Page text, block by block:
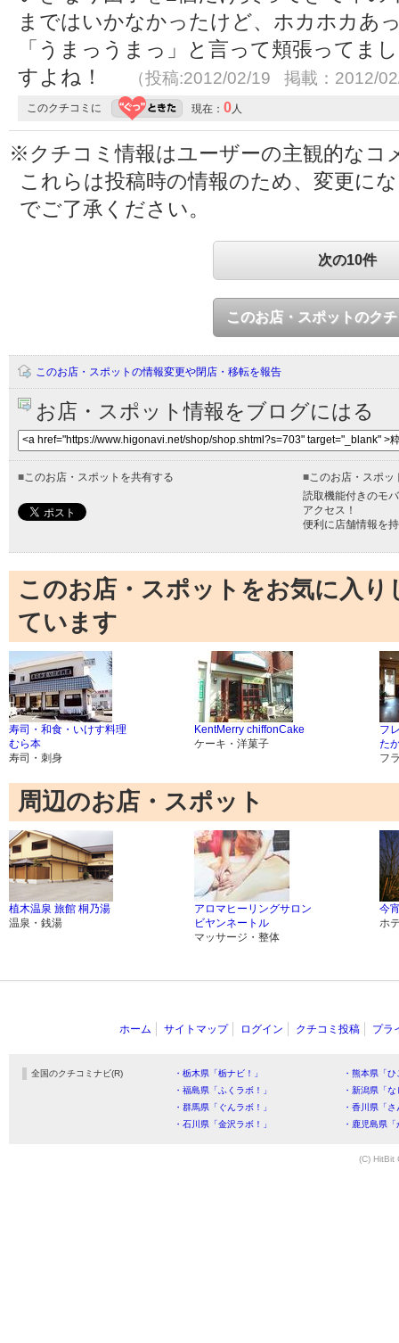
まではいかなかったけど、ホカホカあ
「うまっうまっ」と言って頬張って
すよね！
（投稿:2012/02/19 掲載：2012/
このクチコミに 現在： 0 人
※クチコミ情報はユーザーの主観的なコ
これらは投稿時の情報のため、変更に
でご了承ください。
次の10件
このお店・スポットのク
このお店・スポットの情報変更や閉店・移転を報告
お店・スポット情報をブログにはる
■ このお店・スポットを共有する ■ このお店・スポ
読取機能付きのモ
アクセス！
便利に店舗情報を
このお店・スポットをお気に入
ています
寿司・和食・いけす料理
むら本
寿司・刺身
KentMerry chiffonCake
ケーキ・洋菓子
フ
た
フ
周辺のお店・スポット
植木温泉 旅館 桐乃湯
温泉・銭湯
アロマヒーリングサロン
ビヤンネートル
マッサージ・整体
今
ホ
ホーム サイトマップ ログイン クチコミ投稿 プラ
全国のクチコミナビ(R) ・栃木県「栃ナビ！」
・熊本県「
・福島県「ふくラボ！」
・新潟県「
・群馬県「ぐんラボ！」
・香川県「
・石川県「金沢ラボ！」
・鹿児島県
(C) HitBit